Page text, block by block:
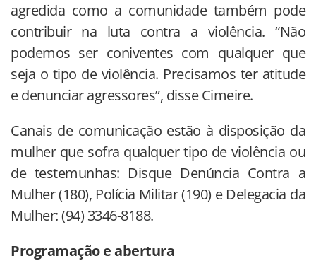
agredida como a comunidade também pode
contribuir na luta contra a violência. “Não
podemos ser coniventes com qualquer que
seja o tipo de violência. Precisamos ter atitude
e denunciar agressores”, disse Cimeire.
Canais de comunicação estão à disposição da
mulher que sofra qualquer tipo de violência ou
de testemunhas: Disque Denúncia Contra a
Mulher (180), Polícia Militar (190) e Delegacia da
Mulher: (94) 3346-8188.
Programação e abertura